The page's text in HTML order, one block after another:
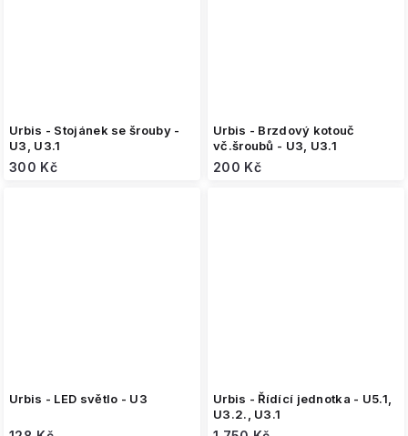
Urbis - Stojánek se šrouby -
U3, U3.1
300 Kč
Urbis - Brzdový kotouč
vč.šroubů - U3, U3.1
200 Kč
Urbis - LED světlo - U3
Urbis - Řídící jednotka - U5.1,
U3.2., U3.1